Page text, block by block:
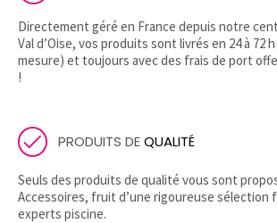
Directement géré en France depuis notre
Val d’Oise, vos produits sont livrés en 24 à 72
mesure) et toujours avec des frais de port
!
PRODUITS DEQUALITÉ
Seuls des produits de qualité vous sont
Accessoires, fruit d’une rigoureuse sélection
experts piscine.